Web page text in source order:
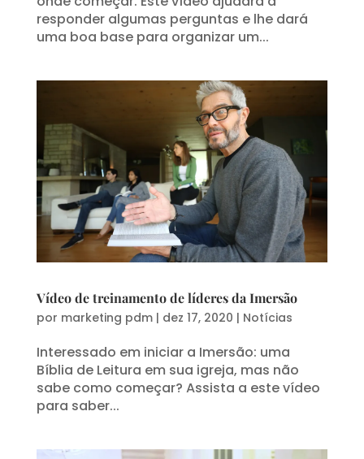
responder algumas perguntas e lhe dará
uma boa base para organizar um...
Vídeo de treinamento de líderes da Imersão
por marketing pdm| dez 17, 2020 | Notícias
Interessado em iniciar a Imersão: uma
Bíblia de Leitura em sua igreja, mas não
sabe como começar? Assista a este vídeo
para saber...